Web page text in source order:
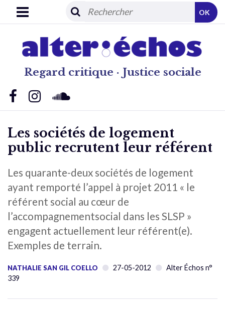
Regard critique · Justice sociale
OK
Les sociétés de logement
public recrutent leur référent
Les quarante-deux sociétés de logement
ayant remporté l’appel à projet 2011 « le
référent social au cœur de
l’accompagnementsocial dans les SLSP »
engagent actuellement leur référent(e).
Exemples de terrain.
NATHALIE SAN GIL COELLO 27-05-2012
Alter Échos n°
339